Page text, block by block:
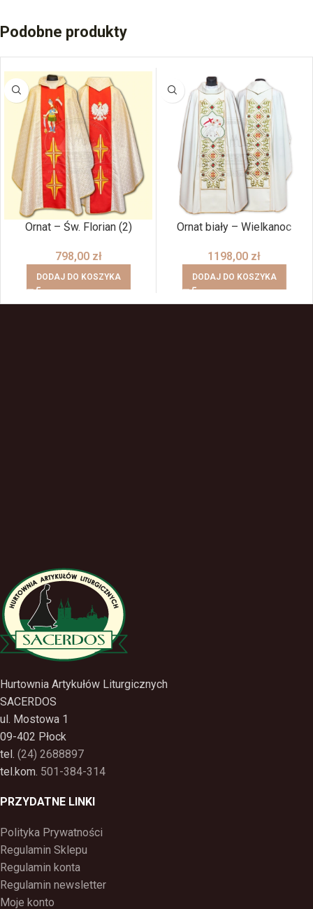
Podobne produkty
Ornat – Św. Florian (2)
798,00 zł
DODAJ DO KOSZYKA
Ornat biały – Wielkanoc
1198,00 zł
DODAJ DO KOSZYKA
Hurtownia Artykułów Liturgicznych
SACERDOS
ul. Mostowa 1
09-402 Płock
tel. (24) 2688897
tel.kom. 501-384-314
PRZYDATNE LINKI
Polityka Prywatności
Regulamin Sklepu
Regulamin konta
Regulamin newsletter
Moje konto